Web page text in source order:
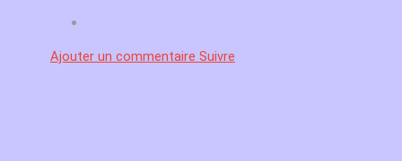
Ajouter un commentaire Suivre